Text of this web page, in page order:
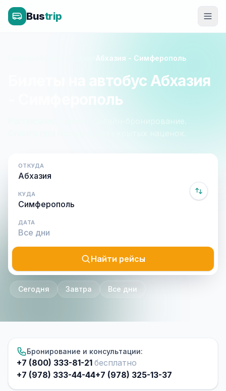
Bustrip
Абхазия - Симферополь
Билеты на автобус Абхазия
- Симферополь
Расписание, цены и онлайн-бронирование.
Оплата при посадке, без скрытых наценок.
ОТКУДА
КУДА
ДАТА
Найти рейсы
Сегодня Завтра Все дни
Бронирование и консультации:
+7 (800) 333-81-21 бесплатно
+7 (978) 333-44-44+7 (978) 325-13-37